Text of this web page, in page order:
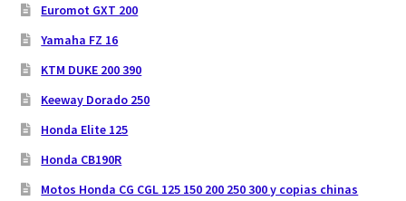
Euromot GXT 200
Yamaha FZ 16
KTM DUKE 200 390
Keeway Dorado 250
Honda Elite 125
Honda CB190R
Motos Honda CG CGL 125 150 200 250 300 y copias chinas